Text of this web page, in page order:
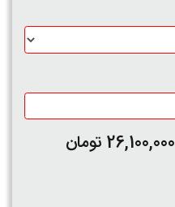
26,100,000 تومان